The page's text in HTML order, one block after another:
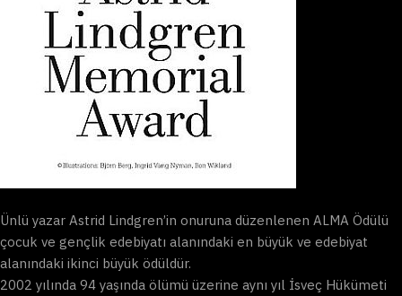
Ünlü yazar Astrid Lindgren’in onuruna düzenlenen ALMA Ödülü
çocuk ve gençlik edebiyatı alanındaki en büyük ve edebiyat
alanındaki ikinci büyük ödüldür.
2002 yılında 94 yaşında ölümü üzerine aynı yıl İsveç Hükümeti